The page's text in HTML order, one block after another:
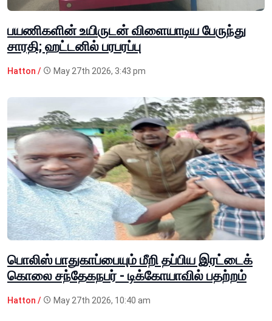
பயணிகளின் உயிருடன் விளையாடிய பேருந்து
சாரதி; ஹட்டனில் பரபரப்பு
Hatton / May 27th 2026, 3:43 pm
பொலிஸ் பாதுகாப்பையும் மீறி தப்பிய இரட்டைக்
கொலை சந்தேகநபர் - டிக்கோயாவில் பதற்றம்
Hatton / May 27th 2026, 10:40 am